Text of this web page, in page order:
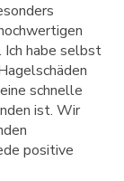
Ich habe selbst
schnelle
ist. Wir
positive